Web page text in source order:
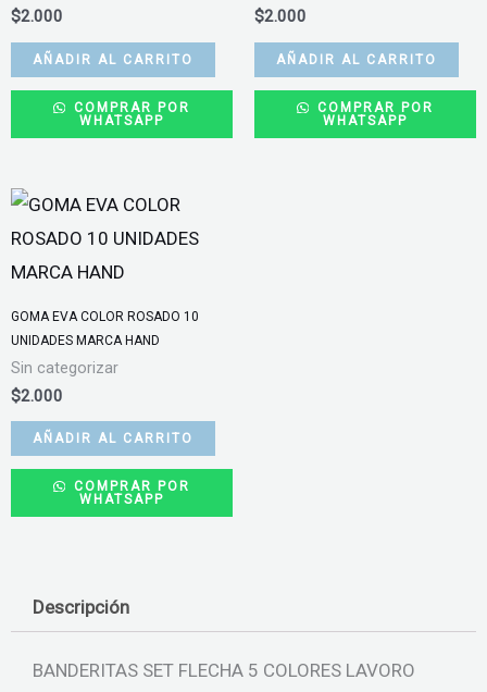
$2.000
AÑADIR AL CARRITO
COMPRAR POR
WHATSAPP
$2.000
AÑADIR AL CARRITO
COMPRAR POR
WHATSAPP
GOMA EVA COLOR ROSADO 10
UNIDADES MARCA HAND
Sin categorizar
$2.000
AÑADIR AL CARRITO
COMPRAR POR
WHATSAPP
Descripción
BANDERITAS SET FLECHA 5 COLORES LAVORO